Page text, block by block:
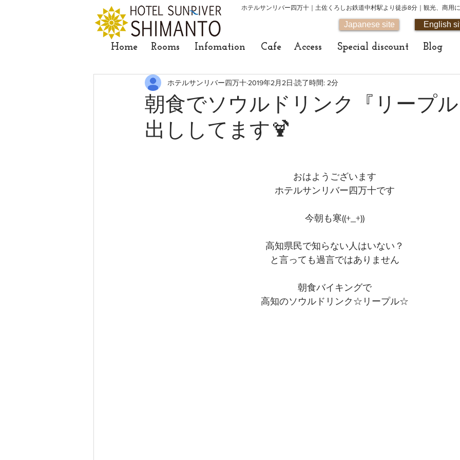
ホテルサンリバー四万十｜土佐くろしお鉄道中村駅より徒歩8分｜観光、商用
Japanese site English
Home Rooms Infomation Cafe Access Special discount Blog
朝食でソウルドリンク『リープ
出ししてます🍹
ホテルサンリバー四万十 2019年2月2日 読了時間: 2分
おはようございます
ホテルサンリバー四万十です
今朝も寒((+_+))
高知県民で知らない人はいない？
と言っても過言ではありません
朝食バイキングで
高知のソウルドリンク☆リープル☆